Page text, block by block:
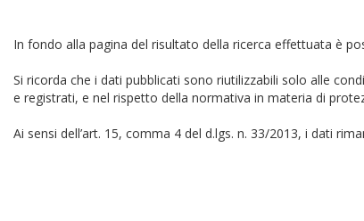
In fondo alla pagina del risultato della ricerca effettuata è
Si ricorda che i dati pubblicati sono riutilizzabili solo alle
e registrati, e nel rispetto della normativa in materia di
Ai sensi dell’art. 15, comma 4 del d.lgs. n. 33/2013, i dati